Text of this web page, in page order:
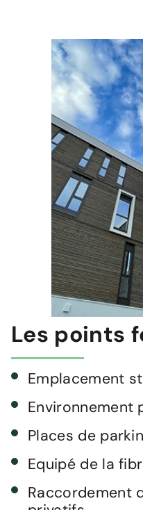
Les points
Emplacement
Environnement
Places de
Equipé de la
Raccordement